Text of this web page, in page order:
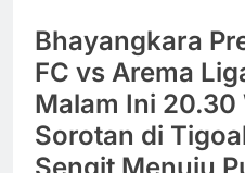
Bhayangkara
FC vs Arema
Malam Ini 20.30
Sorotan di